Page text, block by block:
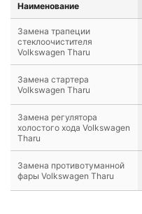
Наименование
Замена трапеции
стеклоочистителя
Volkswagen Tharu
Замена стартера
Volkswagen Tharu
Замена регулятора
холостого хода Volkswagen
Tharu
Замена противотуманной
фары Volkswagen Tharu